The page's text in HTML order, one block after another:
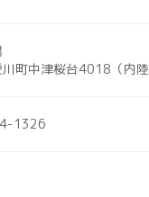
町中津桜台4018（内陸
1326